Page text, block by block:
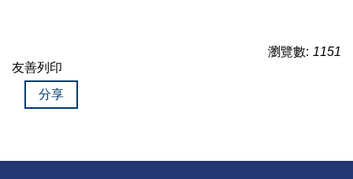
瀏覽數: 1151
友善列印
分享